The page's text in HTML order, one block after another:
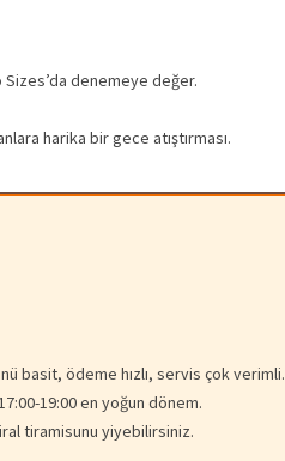
denemeye değer.
harika bir gece atıştırması.
basit, ödeme hızlı, servis çok verimli.
19:00 en yoğun dönem.
tiramisunu yiyebilirsiniz.